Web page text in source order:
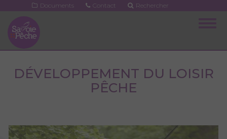
contenu
principal
Documents Contact Rechercher
DÉVELOPPEMENT DU LOISIR
PÊCHE